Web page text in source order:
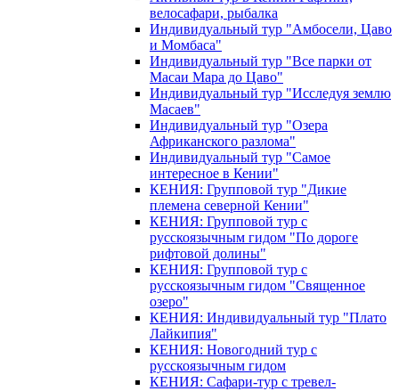
велосафари, рыбалка
Индивидуальный тур "Амбосели, Цаво
и Момбаса"
Индивидуальный тур "Все парки от
Масаи Мара до Цаво"
Индивидуальный тур "Исследуя землю
Масаев"
Индивидуальный тур "Озера
Африканского разлома"
Индивидуальный тур "Самое
интересное в Кении"
КЕНИЯ: Групповой тур "Дикие
племена северной Кении"
КЕНИЯ: Групповой тур с
русскоязычным гидом "По дороге
рифтовой долины"
КЕНИЯ: Групповой тур с
русскоязычным гидом "Священное
озеро"
КЕНИЯ: Индивидуальный тур "Плато
Лайкипия"
КЕНИЯ: Новогодний тур с
русскоязычным гидом
КЕНИЯ: Сафари-тур с тревел-